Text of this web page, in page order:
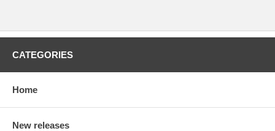
CATEGORIES
Home
New releases